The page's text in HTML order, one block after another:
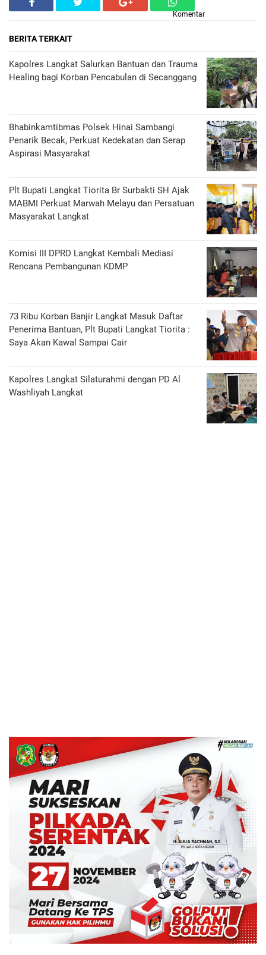
Komentar
BERITA TERKAIT
Kapolres Langkat Salurkan Bantuan dan Trauma
Healing bagi Korban Pencabulan di Secanggang
Bhabinkamtibmas Polsek Hinai Sambangi
Penarik Becak, Perkuat Kedekatan dan Serap
Aspirasi Masyarakat
Plt Bupati Langkat Tiorita Br Surbakti SH Ajak
MABMI Perkuat Marwah Melayu dan Persatuan
Masyarakat Langkat
Komisi III DPRD Langkat Kembali Mediasi
Rencana Pembangunan KDMP
73 Ribu Korban Banjir Langkat Masuk Daftar
Penerima Bantuan, Plt Bupati Langkat Tiorita :
Saya Akan Kawal Sampai Cair
Kapolres Langkat Silaturahmi dengan PD Al
Washliyah Langkat